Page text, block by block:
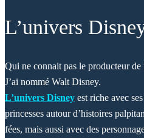
L’univers
Qui ne connait pas le producteur
J’ai nommé Walt Disney.
L’univers Disney est riche avec
princesses autour d’histoires
fées, mais aussi avec des